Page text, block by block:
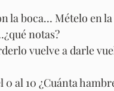
la boca… Mételo en
notas?
vuelve a darle
al 10 ¿Cuánta